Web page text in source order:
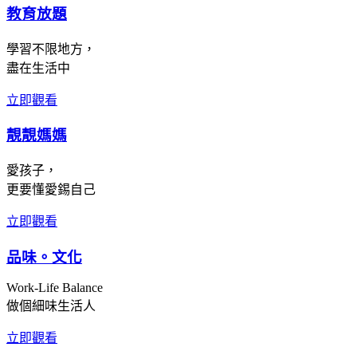
教育放題
學習不限地方，
盡在生活中
立即觀看
靚靚媽媽
愛孩子，
更要懂愛錫自己
立即觀看
品味。文化
Work-Life Balance
做個細味生活人
立即觀看